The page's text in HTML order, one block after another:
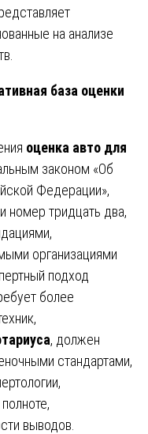
на анализе
база оценки
оценка авто для
законом «Об
Федерации»,
номер тридцать два,
организациями
подход
более
, должен
стандартами,
выводов.